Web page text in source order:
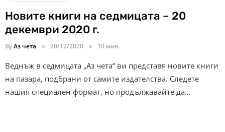
Новите книги на седмицата – 20
декември 2020 г.
ByАз чета 20/12/2020 10 мин.
Веднъж в седмицата „Аз чета“ ви представя новите книги
на пазара, подбрани от самите издателства. Следете
нашия специален формат, но продължавайте да…